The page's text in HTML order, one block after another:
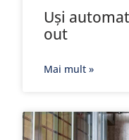
Uși
out
Mai mult »